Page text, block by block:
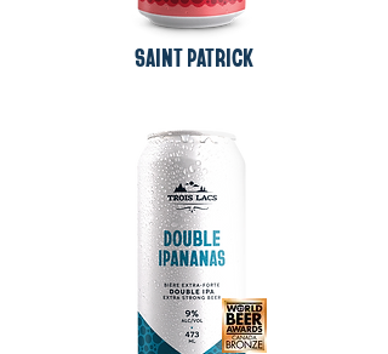
SAINT PATRICK